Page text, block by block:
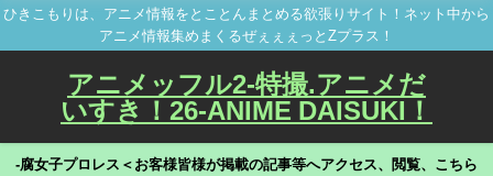
ひきこもりは、アニメ情報をとことんまとめる欲張りサイト！ネット中から
アニメ情報集めまくるぜぇぇぇっとZプラス！
アニメッフル2-特撮.アニメだ
いすき！26-ANIME DAISUKI！
-腐女子プロレス＜お客様皆様が掲載の記事等へアクセス、閲覧、こちら